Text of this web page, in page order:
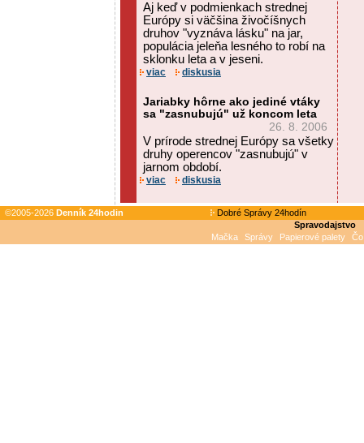
Aj keď v podmienkach strednej
Európy si väčšina živočíšnych
druhov "vyznáva lásku" na jar,
populácia jeleňa lesného to robí na
sklonku leta a v jeseni.
viac diskusia
Jariabky hôrne ako jediné vtáky
sa "zasnubujú" už koncom leta
26. 8. 2006
V prírode strednej Európy sa všetky
druhy operencov "zasnubujú" v
jarnom období.
viac diskusia
©2005-2026 Denník 24hodin
Dobré Správy 24hodín
Spravodajstvo
Mačka
Správy Papierové palety